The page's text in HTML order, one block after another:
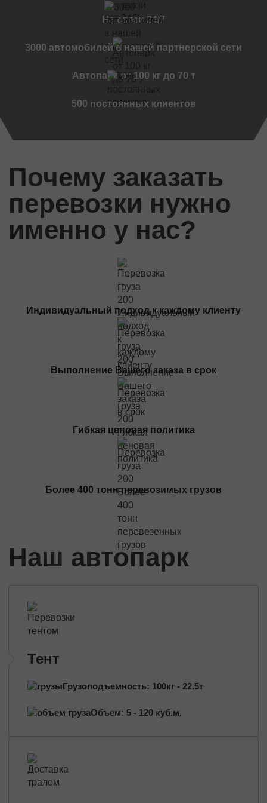
Черкассы
Международный квартирный переезд
Международная доставка авто
Контейнерные перевозки
Международные автомобильные перевозки
Международные ритуальные перевозки
Перевозки из Европы
Доставка грузов в (из) Испании
Доставка грузов в (из) Албании
Доставка грузов в (из) Италии
Доставка грузов в (из) Польши
Доставка грузов в (из) Германии
Доставка грузов в (из) Франции
Доставка грузов в (из) Бельгии
Доставка грузов в (из) Голландии
Доставка грузов в (из) Литвы
Доставки грузов в (из) Латвии
Доставка грузов в (из) Швейцарии
Доставка грузов в (из) Турции
Грузоперевозки в(из) Исландию
Доставка грузов в (из) Северную Македонию
Негабаритные перевозки
Строительное оборудование
Комбайны
Башенный кран
Яхты, катера
Длинномеры (балки, металлоконструкции)
Сборные грузы
Проектные перевозки
На связи 24/7
3000 автомобилей в нашей партнерской сети
Автопарк от 100 кг до 70 т
500 постоянных клиентов
Почему заказать
перевозки нужно
именно у нас?
Индивидуальный подход к каждому клиенту
Выполнение Вашего заказа в срок
Гибкая ценовая политика
Более 400 тонн перевозимых грузов
Наш автопарк
Тент
Грузоподъемность: 100кг - 22.5т
Объем: 5 - 120 куб.м.